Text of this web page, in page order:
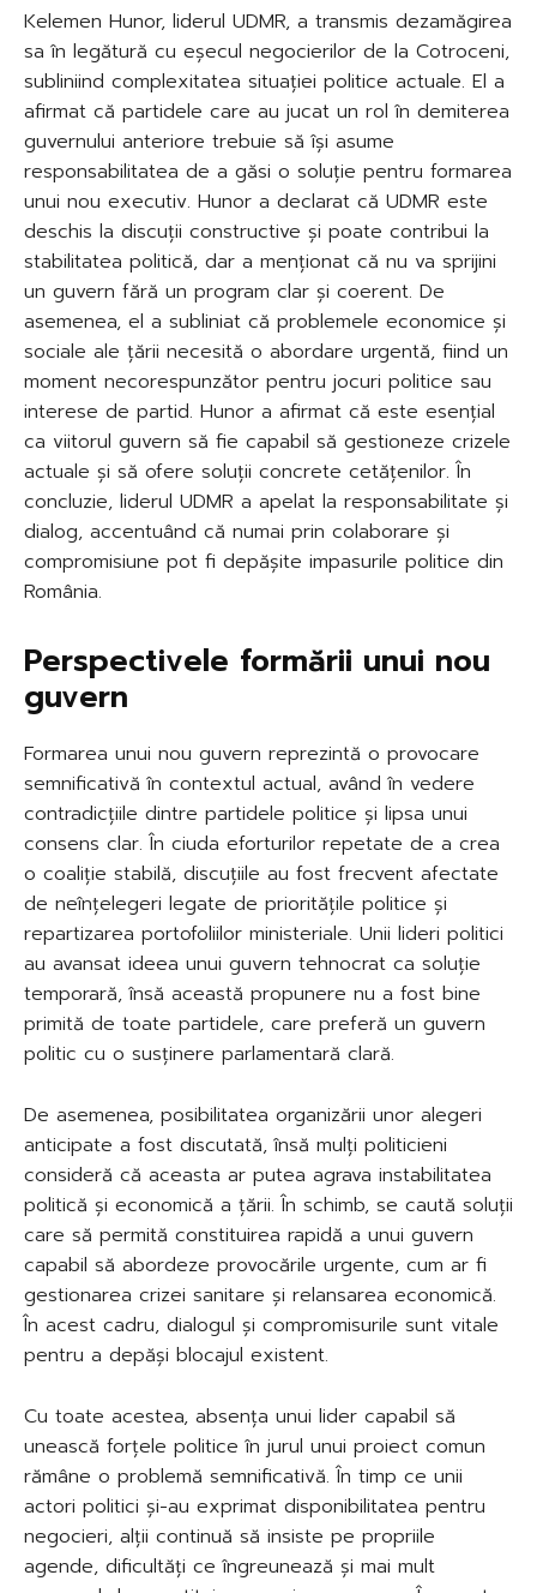
Kelemen Hunor, liderul UDMR, a transmis dezamăgirea
sa în legătură cu eșecul negocierilor de la Cotroceni,
subliniind complexitatea situației politice actuale. El a
afirmat că partidele care au jucat un rol în demiterea
guvernului anteriore trebuie să își asume
responsabilitatea de a găsi o soluție pentru formarea
unui nou executiv. Hunor a declarat că UDMR este
deschis la discuții constructive și poate contribui la
stabilitatea politică, dar a menționat că nu va sprijini
un guvern fără un program clar și coerent. De
asemenea, el a subliniat că problemele economice și
sociale ale țării necesită o abordare urgentă, fiind un
moment necorespunzător pentru jocuri politice sau
interese de partid. Hunor a afirmat că este esențial
ca viitorul guvern să fie capabil să gestioneze crizele
actuale și să ofere soluții concrete cetățenilor. În
concluzie, liderul UDMR a apelat la responsabilitate și
dialog, accentuând că numai prin colaborare și
compromisiune pot fi depășite impasurile politice din
România.
Perspectivele formării unui nou
guvern
Formarea unui nou guvern reprezintă o provocare
semnificativă în contextul actual, având în vedere
contradicțiile dintre partidele politice și lipsa unui
consens clar. În ciuda eforturilor repetate de a crea
o coaliție stabilă, discuțiile au fost frecvent afectate
de neînțelegeri legate de prioritățile politice și
repartizarea portofoliilor ministeriale. Unii lideri politici
au avansat ideea unui guvern tehnocrat ca soluție
temporară, însă această propunere nu a fost bine
primită de toate partidele, care preferă un guvern
politic cu o susținere parlamentară clară.
De asemenea, posibilitatea organizării unor alegeri
anticipate a fost discutată, însă mulți politicieni
consideră că aceasta ar putea agrava instabilitatea
politică și economică a țării. În schimb, se caută soluții
care să permită constituirea rapidă a unui guvern
capabil să abordeze provocările urgente, cum ar fi
gestionarea crizei sanitare și relansarea economică.
În acest cadru, dialogul și compromisurile sunt vitale
pentru a depăși blocajul existent.
Cu toate acestea, absența unui lider capabil să
unească forțele politice în jurul unui proiect comun
rămâne o problemă semnificativă. În timp ce unii
actori politici și-au exprimat disponibilitatea pentru
negocieri, alții continuă să insiste pe propriile
agende, dificultăți ce îngreunează și mai mult